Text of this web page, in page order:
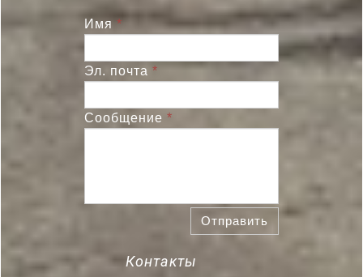
Имя*
Эл. почта *
Сообщение *
Отправить
Контакты